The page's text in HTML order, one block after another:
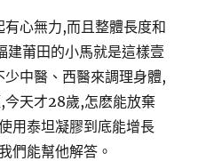
心無力,而且整體長度和
建莆田的小馬就是這樣壹
中醫、西醫來調理身體,
今天才28歲,怎麽能放棄
用泰坦凝膠到底能增長
們能幫他解答。